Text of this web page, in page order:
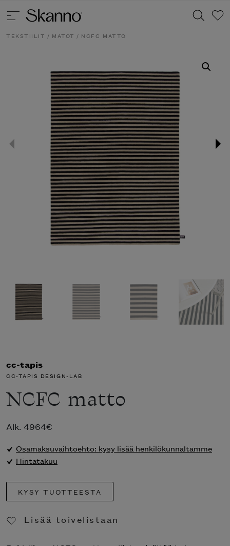
Type 2 or more characters for results.
TEKSTIILIT / MATOT / NCFC MATTO
cc-tapis
CC-TAPIS DESIGN-LAB
NCFC matto
Alk. 4964€
Osamaksuvaihtoehto: kysy lisää henkilökunnaltamme
Hintatakuu
KYSY TUOTTEESTA
Lisää toivelistaan